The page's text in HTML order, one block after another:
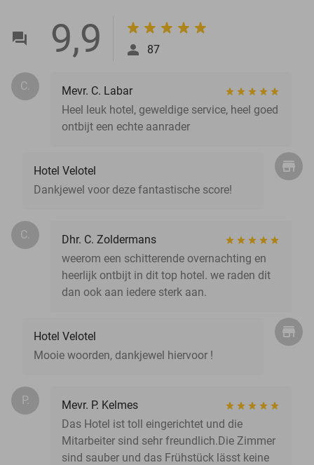
9,9 87
C.
Mevr. C. Labar
Heel leuk hotel, geweldige service, heel goed
ontbijt een echte aanrader
Hotel Velotel
Dankjewel voor deze fantastische score!
C.
Dhr. C. Zoldermans
weerom een schitterende overnachting en
heerlijk ontbijt in dit top hotel. we raden dit
dan ook aan iedere sterk aan.
Hotel Velotel
Mooie woorden, dankjewel hiervoor !
P.
Mevr. P. Kelmes
Das Hotel ist toll eingerichtet und die
Mitarbeiter sind sehr freundlich.Die Zimmer
sind sauber und das Frühstück lässt keine